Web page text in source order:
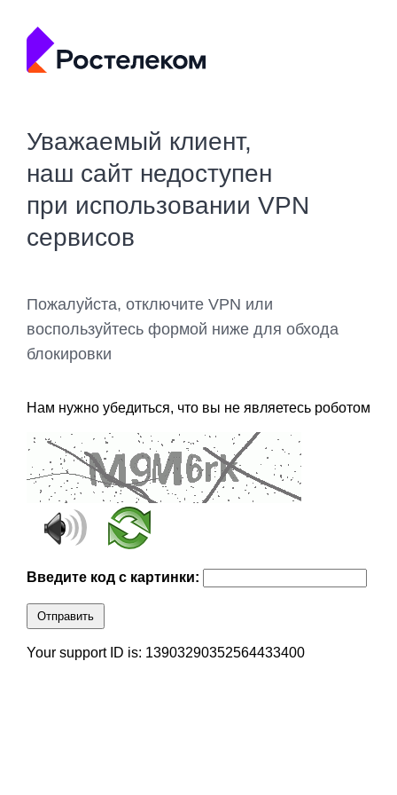
Уважаемый клиент,
наш сайт недоступен
при использовании VPN
сервисов
Пожалуйста, отключите VPN или
воспользуйтесь формой ниже для обхода
блокировки
Нам нужно убедиться, что вы не являетесь роботом
Введите код с картинки:
Отправить
Your support ID is: 13903290352564433400